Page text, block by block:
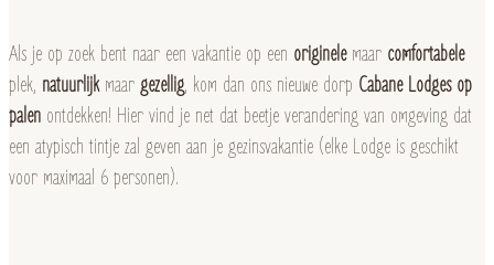
Als je op zoek bent naar een vakantie op een originelemaar comfortabele
plek, natuurlijkmaar gezellig, kom dan ons nieuwe dorp Cabane Lodges op
palen ontdekken! Hier vind je net dat beetje verandering van omgeving dat
een atypisch tintje zal geven aan je gezinsvakantie (elke Lodge is geschikt
voor maximaal 6 personen).